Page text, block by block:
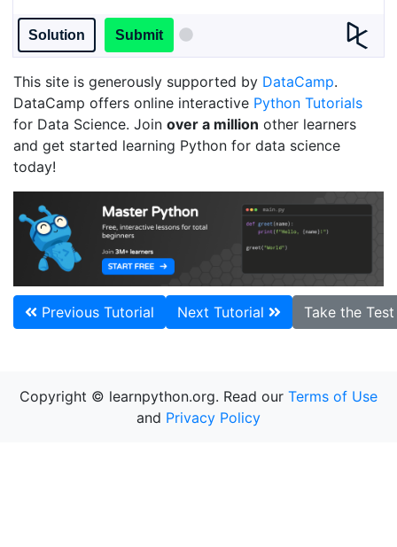
Solution Submit
This site is generously supported by DataCamp.
DataCamp offers online interactive Python Tutorials
for Data Science. Join over a million other learners
and get started learning Python for data science
today!
Previous Tutorial Next Tutorial Take the
Copyright © learnpython.org. Read our Terms of Use
and Privacy Policy